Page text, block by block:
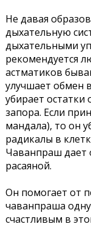
Не давая
дыхательную
дыхательными
рекомендуется
астматиков
улучшает обмен
убирает остатки
запора. Если
мандала), то он
радикалы в
Чаванпраш дает
расаяной.
Он помогает от
чаванпраша
счастливым в